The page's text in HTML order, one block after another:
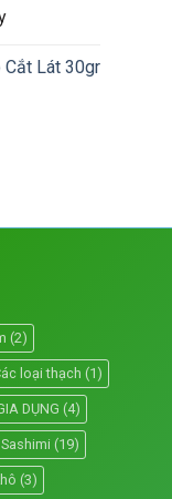
Lát 30gr
(2)
loại thạch (1)
DỤNG (4)
(19)
(3)